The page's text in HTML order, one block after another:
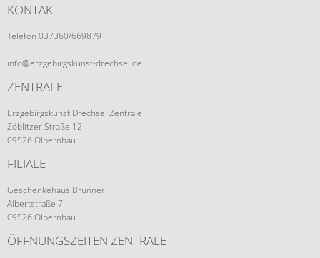
KONTAKT
Telefon 037360/669879
info@erzgebirgskunst-drechsel.de
ZENTRALE
Erzgebirgskunst Drechsel Zentrale
Zöblitzer Straße 12
09526 Olbernhau
FILIALE
Geschenkehaus Brunner
Albertstraße 7
09526 Olbernhau
ÖFFNUNGSZEITEN ZENTRALE